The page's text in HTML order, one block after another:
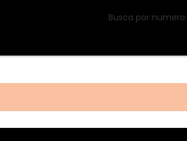
Busca por numero: